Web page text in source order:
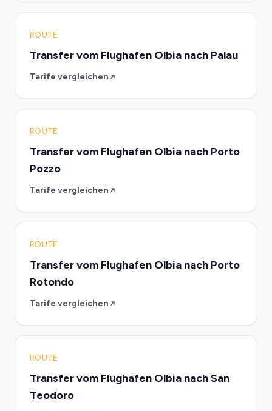
ROUTE
Transfer vom Flughafen Olbia nach Palau
Tarife vergleichen
ROUTE
Transfer vom Flughafen Olbia nach Porto
Pozzo
Tarife vergleichen
ROUTE
Transfer vom Flughafen Olbia nach Porto
Rotondo
Tarife vergleichen
ROUTE
Transfer vom Flughafen Olbia nach San
Teodoro